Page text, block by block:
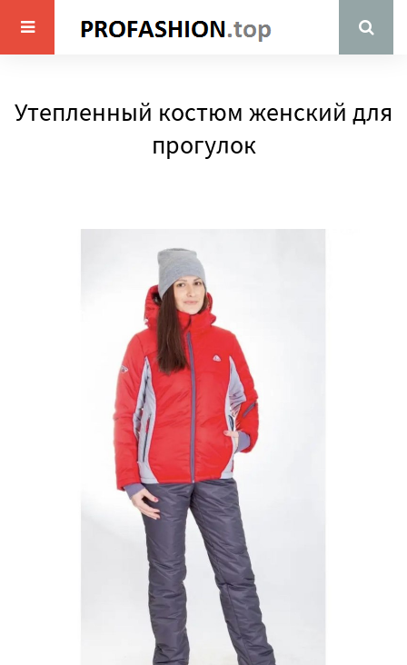
Утепленный костюм женский для
прогулок